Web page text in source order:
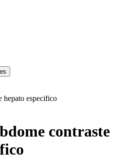
hepato especifico
contraste